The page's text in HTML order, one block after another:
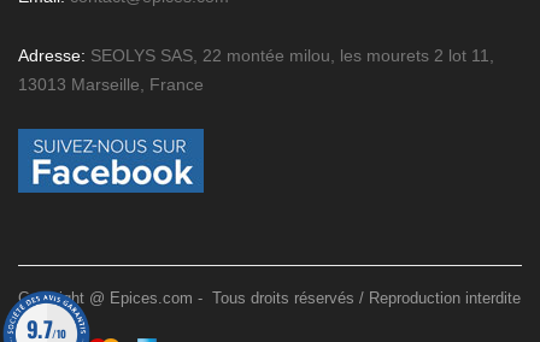
Adresse: SEOLYS SAS, 22 montée milou, les mourets 2 lot 11,
13013 Marseille, France
Copyright @ Epices.com - Tous droits réservés / Reproduction interdite
9.7/10